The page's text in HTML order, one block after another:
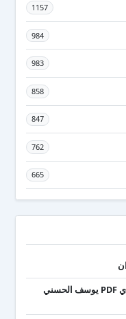
1157
984
983
858
847
762
665
تحميل كتاب عقدك النفسية سجنك الأبدي PDF يوسف الحسني